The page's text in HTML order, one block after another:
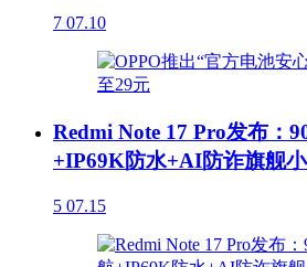
7 07.10
Redmi Note 17 Pro发布：
+IP69K防水+AI防诈旗舰
5 07.15